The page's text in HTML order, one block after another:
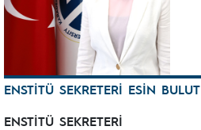
ENSTİTÜ SEKRETERİ ESİN BULUT
ENSTİTÜ SEKRETERİ